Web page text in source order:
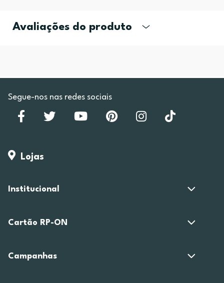
Avaliações do produto
Segue-nos nas redes sociais
Lojas
Institucional
Cartão RP-ON
Campanhas